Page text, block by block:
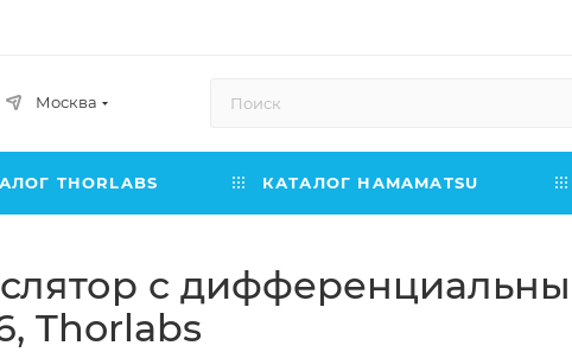
Москва
THORLABS КАТАЛОГ HAMAMATSU
с
Thorlabs